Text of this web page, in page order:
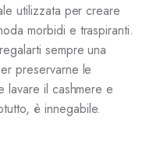
utilizzata per creare
morbidi e traspiranti.
sempre una
preservarne le
lavare il cashmere e
è innegabile.